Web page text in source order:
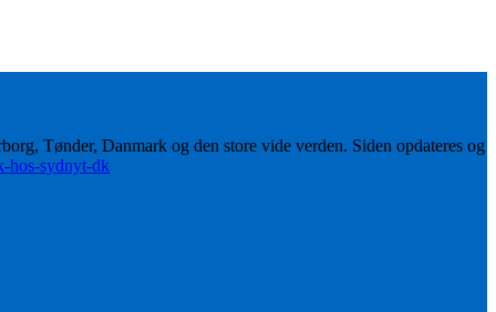
Tønder, Danmark og den store vide verden. Siden opdateres og
hos-sydnyt-dk